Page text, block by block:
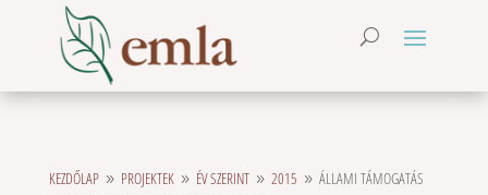
KEZDŐLAP 9 PROJEKTEK 9 ÉV SZERINT 9 2015 9 ÁLLAMI TÁMOGATÁS